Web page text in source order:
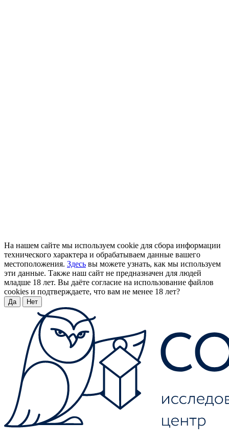
На нашем сайте мы используем cookie для сбора информации
технического характера и обрабатываем данные вашего
местоположения. Здесь вы можете узнать, как мы используем
эти данные. Также наш сайт не предназначен для людей
младше 18 лет. Вы даёте согласие на использование файлов
cookies и подтверждаете, что вам не менее 18 лет?
Да Нет